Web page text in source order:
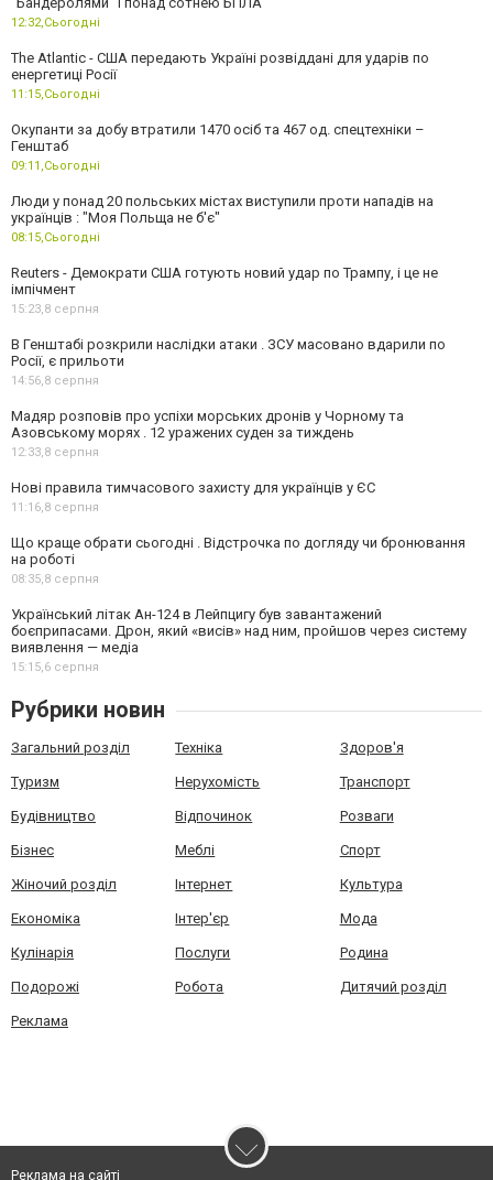
12:32,Сьогодні
The Atlantic - США передають Україні розвіддані для ударів по
енергетиці Росії
11:15,Сьогодні
Окупанти за добу втратили 1470 осіб та 467 од. спецтехніки –
Генштаб
09:11,Сьогодні
Люди у понад 20 польських містах виступили проти нападів на
українців : "Моя Польща не б'є"
08:15,Сьогодні
Reuters - Демократи США готують новий удар по Трампу, і це не
імпічмент
15:23,8 серпня
В Генштабі розкрили наслідки атаки . ЗСУ масовано вдарили по
Росії, є прильоти
14:56,8 серпня
Мадяр розповів про успіхи морських дронів у Чорному та
Азовському морях . 12 уражених суден за тиждень
12:33,8 серпня
Нові правила тимчасового захисту для українців у ЄС
11:16,8 серпня
Що краще обрати сьогодні . Відстрочка по догляду чи бронювання
на роботі
08:35,8 серпня
Український літак Ан-124 в Лейпцигу був завантажений
боєприпасами. Дрон, який «висів» над ним, пройшов через систему
виявлення — медіа
15:15,6 серпня
Рубрики новин
Загальний розділ Техніка Здоров'я
Туризм Нерухомість Транспорт
Будівництво Відпочинок Розваги
Бізнес Меблі Спорт
Жіночий розділ Інтернет Культура
Економіка Інтер'єр Мода
Кулінарія Послуги Родина
Подорожі Робота Дитячий розділ
Реклама
Реклама на сайті